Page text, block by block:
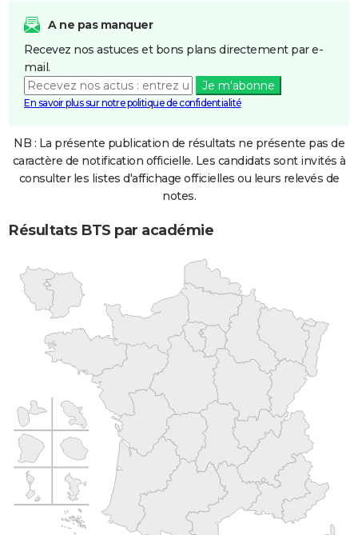
A ne pas manquer
Recevez nos astuces et bons plans directement par e-
mail.
Je m'abonne
En savoir plus sur notre politique de confidentialité
NB : La présente publication de résultats ne présente pas de
caractère de notification officielle. Les candidats sont invités à
consulter les listes d'affichage officielles ou leurs relevés de
notes.
Résultats BTS par académie